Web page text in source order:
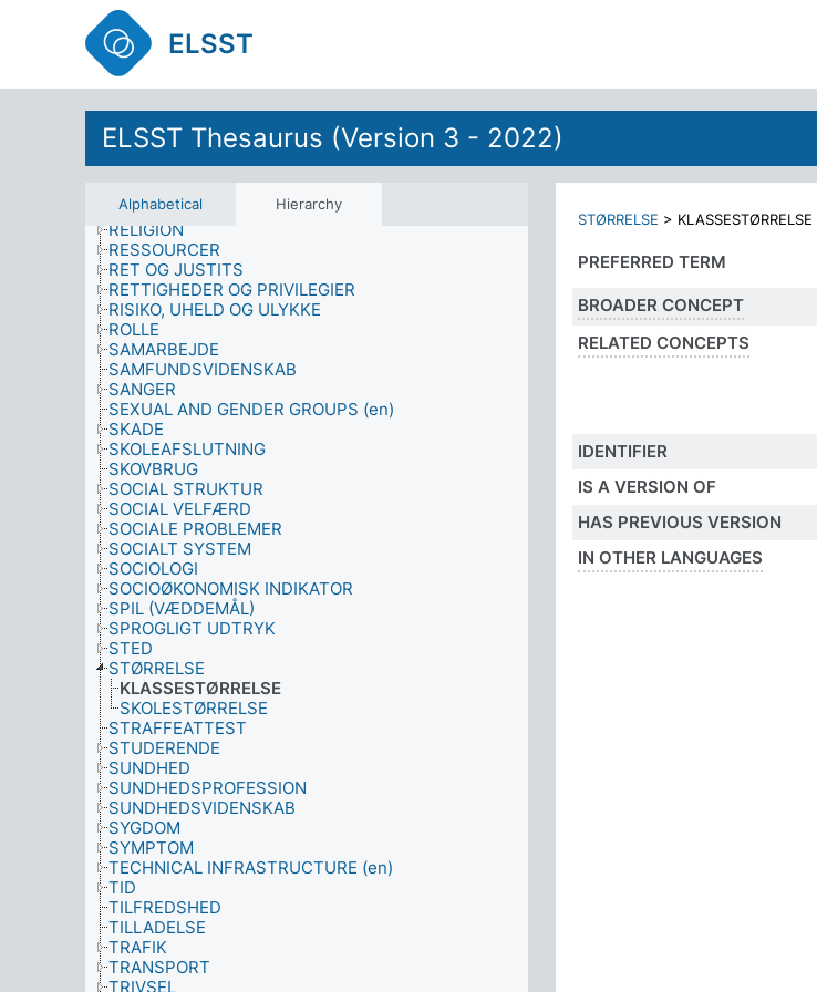
ELSST
ELSST Thesaurus (Version 3 - 2022)
Alphabetical Hierarchy
POLITISKE, SOCIALE OG ØKONOMISKE EMNER
PRÆSTATION
PRESTIGE
PRODUKT
PSYKOLOGI
PSYKOLOGISK EFFEKT
PUBLIKUM
RÅD (VEJLEDNING)
REGERING
REGISTRERET PARTNERSKAB
REJSE
RELIGION
RESSOURCER
RET OG JUSTITS
RETTIGHEDER OG PRIVILEGIER
RISIKO, UHELD OG ULYKKE
ROLLE
SAMARBEJDE
SAMFUNDSVIDENSKAB
SANGER
SEXUAL AND GENDER GROUPS (en)
SKADE
SKOLEAFSLUTNING
SKOVBRUG
SOCIAL STRUKTUR
SOCIAL VELFÆRD
SOCIALE PROBLEMER
SOCIALT SYSTEM
SOCIOLOGI
SOCIOØKONOMISK INDIKATOR
SPIL (VÆDDEMÅL)
SPROGLIGT UDTRYK
STED
STØRRELSE
KLASSESTØRRELSE
SKOLESTØRRELSE
STRAFFEATTEST
STUDERENDE
SUNDHED
SUNDHEDSPROFESSION
SUNDHEDSVIDENSKAB
SYGDOM
SYMPTOM
TECHNICAL INFRASTRUCTURE (en)
TID
TILFREDSHED
TILLADELSE
TRAFIK
TRANSPORT
TRIVSEL
STØRRELSE > KLASSESTØRRELSE
PREFERRED TERM
BROADER CONCEPT
RELATED CONCEPTS
IDENTIFIER
IS A VERSION OF
HAS PREVIOUS VERSION
IN OTHER LANGUAGES